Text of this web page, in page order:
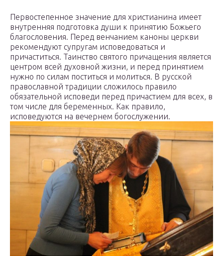
Первостепенное значение для христианина имеет
внутренняя подготовка души к принятию Божьего
благословения. Перед венчанием каноны церкви
рекомендуют супругам исповедоваться и
причаститься. Таинство святого причащения является
центром всей духовной жизни, и перед принятием
нужно по силам поститься и молиться. В русской
православной традиции сложилось правило
обязательной исповеди перед причастием для всех, в
том числе для беременных. Как правило,
исповедуются на вечернем богослужении.